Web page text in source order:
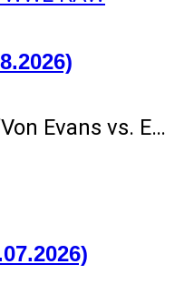
Evans vs. E…